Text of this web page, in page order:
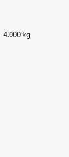
4.000 kg